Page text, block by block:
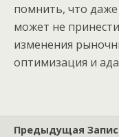
помнить, что
может не
изменения
оптимизация и
Предыдущая